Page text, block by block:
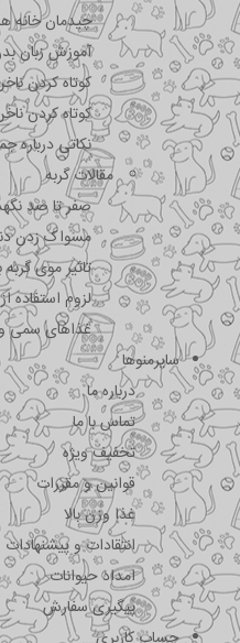
چیدمان خانه
آموزش زبان
کوتاه کردن
کوتاه کردن
نکاتی درباره
مقالات گربه
صفر تا صد
مسواک زدن
تاثیر موی گربه
لزوم استفاده
غذاهای سمی و
سایرمنوها
درباره ما
تماس با ما
تخفیف ویژه
قوانین و مقررات
غذا وزن بالا
انتقادات و پیشنهادات
امداد حیوانات
پیگیری سفارش